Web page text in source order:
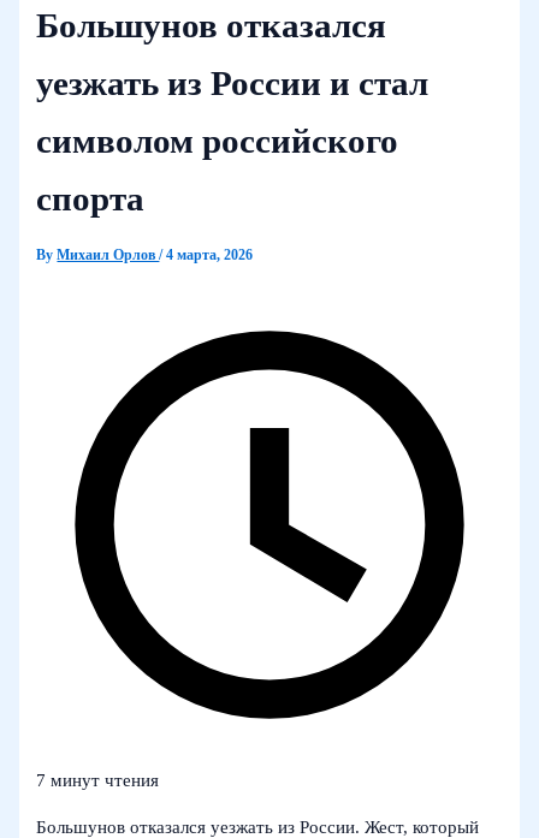
Большунов отказался
уезжать из России и стал
символом российского
спорта
ByМихаил Орлов/4 марта, 2026
7 минут чтения
Большунов отказался уезжать из России. Жест, который